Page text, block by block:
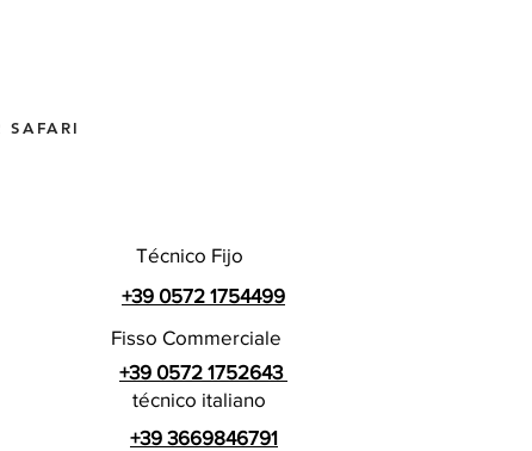
SAFARI
Técnico Fijo
+39 0572 1754499
Fisso Commerciale
+39 0572 1752643
técnico italiano
+39 3669846791